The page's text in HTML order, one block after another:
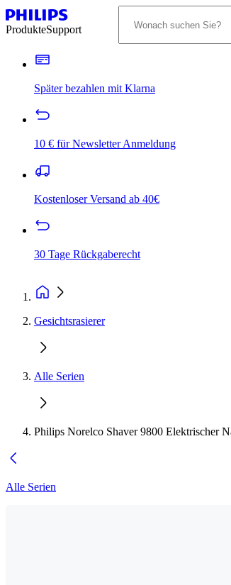
ProdukteSupport
Später bezahlen mit Klarna
10 € für Newsletter Anmeldung
Kostenloser Versand ab 40€
30 Tage Rückgaberecht
Gesichtsrasierer
Alle Serien
Philips Norelco Shaver 9800 Elektrischer
Alle Serien